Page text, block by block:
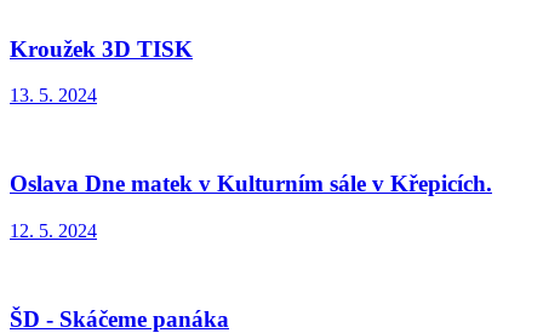
Kroužek 3D TISK
13. 5. 2024
Oslava Dne matek v Kulturním sále v Křepicích.
12. 5. 2024
ŠD - Skáčeme panáka